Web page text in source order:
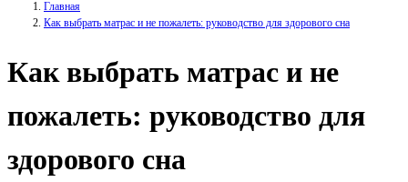
Главная
Как выбрать матрас и не пожалеть: руководство для здорового сна
Как выбрать матрас и не
пожалеть: руководство для
здорового сна